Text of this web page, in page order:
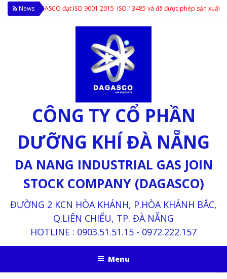
News
đạt ISO 9001:2015 ISO 13485 và đã được phép sản xuất ô xy y tế theo
CÔNG TY CỔ PHẦN
DƯỠNG KHÍ ĐÀ NẴNG
DA NANG INDUSTRIAL GAS JOIN
STOCK COMPANY (DAGASCO)
ĐƯỜNG 2 KCN HÒA KHÁNH, P.HÒA KHÁNH BẮC,
Q.LIÊN CHIỂU, TP. ĐÀ NẴNG
HOTLINE : 0903.51.51.15 - 0972.222.157
Menu